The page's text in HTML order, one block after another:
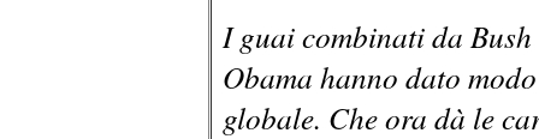
I guai combinati da
Obama hanno dato
globale. Che ora dà le